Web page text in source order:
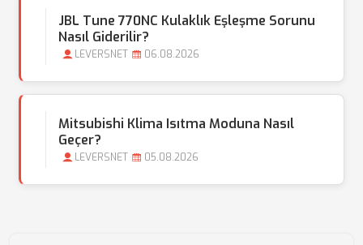
JBL Tune 770NC Kulaklık Eşleşme Sorunu
Nasıl Giderilir?
LEVERSNET 06.08.2026
Mitsubishi Klima Isıtma Moduna Nasıl
Geçer?
LEVERSNET 05.08.2026